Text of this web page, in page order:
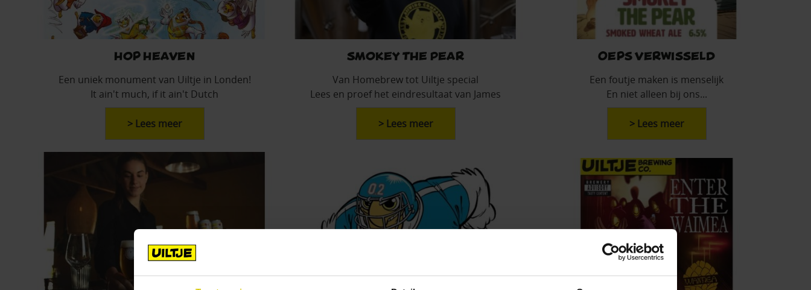
Hop Heaven
Een uniek monument van Uiltje in Londen!
It ain't much, if it ain't Dutch
> Lees meer
Smokey the Pear
Van Homebrew tot Uiltje special
Lees en proef het eindresultaat van James
> Lees meer
Oeps Verwisseld
Een foutje maken is menselijk
En niet alleen bij ons...
> Lees meer